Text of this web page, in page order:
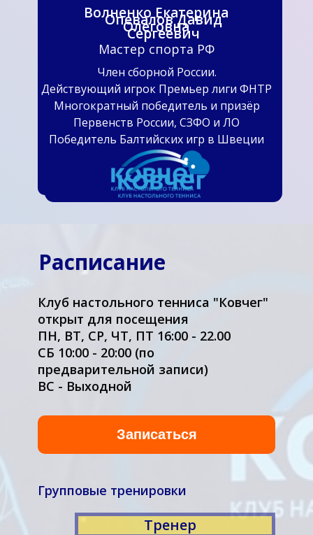
Волненко Екатерина
Олеговна
Опевалов Давид
Сергеевич
Мастер спорта РФ
Член сборной России.
Действующий игрок Премьер лиги ФНТР
Многократный победитель и призёр
Первенств России, СЗФО и ЛО
Победитель Балтийских игр в Швеции
Расписание
Клуб настольного тенниса "Ковчег"
открыт для посещения
ПН, ВТ, СР, ЧТ, ПТ 16:00 - 22.00
СБ 10:00 - 20:00 (по
предварительной записи)
ВС - Выходной
Групповые тренировки
Тренер
Записаться